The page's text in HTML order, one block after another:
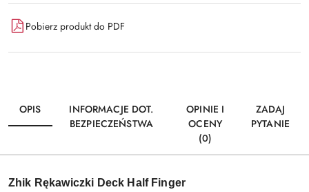
Pobierz produkt do PDF
OPIS
INFORMACJE DOT.
BEZPIECZEŃSTWA
OPINIE I
OCENY
(0)
ZADAJ
PYTANIE
Zhik Rękawiczki Deck Half Finger